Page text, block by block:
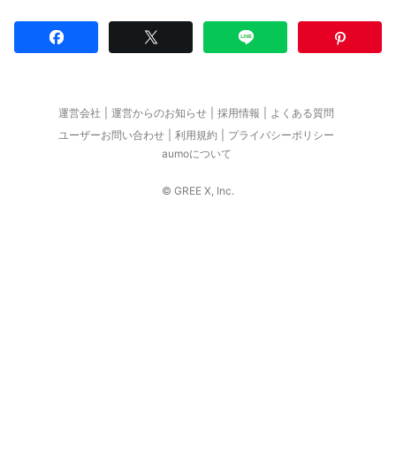
運営会社 運営からのお知らせ 採用情報
よくある質問
ユーザーお問い合わせ
利用規約
プライバシーポリシー
aumoについて
© GREE X, Inc.